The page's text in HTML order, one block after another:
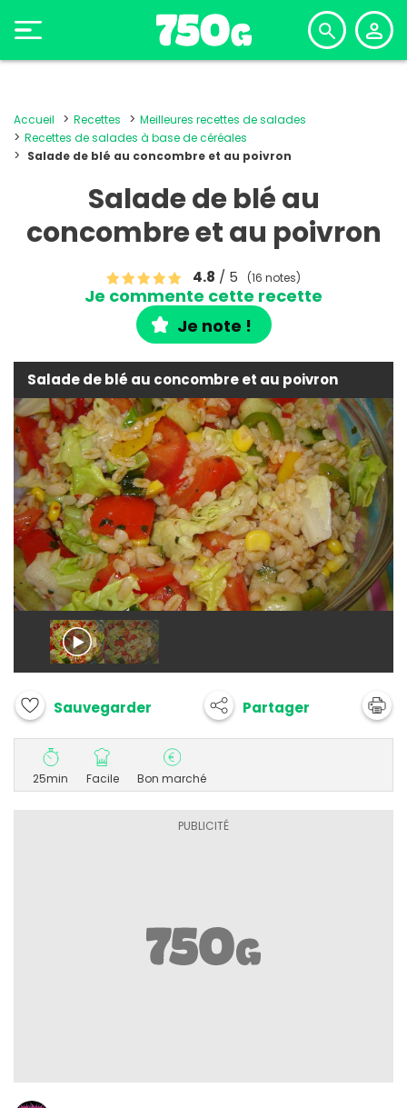
Accueil Recettes
Meilleures recettes de salades
Recettes de salades à base de céréales
Salade de blé au concombre et au poivron
Salade de blé au
concombre et au poivron
4.8 / 5 (16 notes)
Je commente cette recette
Je note !
Salade de blé au concombre et au poivron
Sauvegarder Partager
25min Facile Bon marché